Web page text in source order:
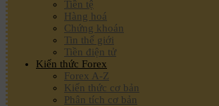
Tiền tệ
Hàng hoá
Chứng khoán
Tin thế giới
Tiền điện tử
Kiến thức Forex
Forex A-Z
Kiến thức cơ bản
Phân tích cơ bản